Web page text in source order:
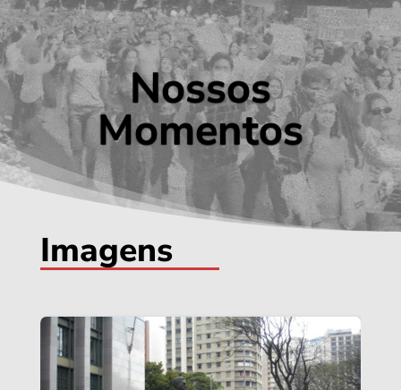
Tocador
de
vídeo
Nossos
Momentos
Imagens